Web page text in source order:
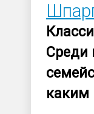
Среди
каким